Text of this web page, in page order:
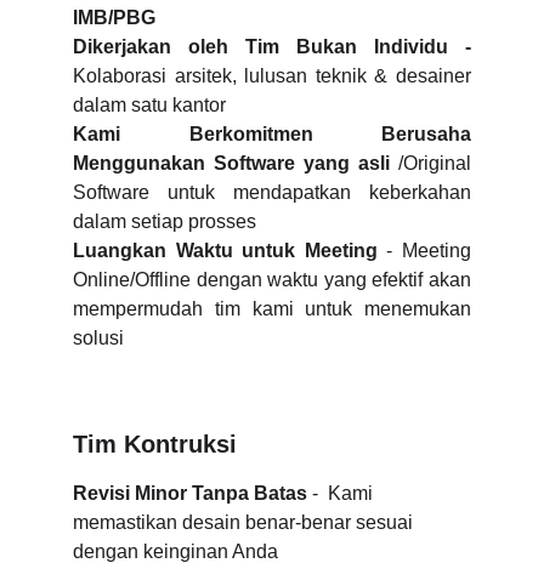
IMB/PBG
Dikerjakan oleh Tim Bukan Individu -
Kolaborasi arsitek, lulusan teknik & desainer
dalam satu kantor
Kami Berkomitmen Berusaha
Menggunakan Software yang asli /Original
Software untuk mendapatkan keberkahan
dalam setiap prosses
Luangkan Waktu untuk Meeting - Meeting
Online/Offline dengan waktu yang efektif akan
mempermudah tim kami untuk menemukan
solusi
Tim Kontruksi
Revisi Minor Tanpa Batas -  Kami
memastikan desain benar-benar sesuai
dengan keinginan Anda